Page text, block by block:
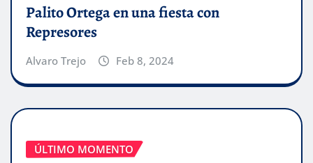
Palito Ortega en una fiesta con
Represores
Alvaro Trejo Feb 8, 2024
ÚLTIMO MOMENTO